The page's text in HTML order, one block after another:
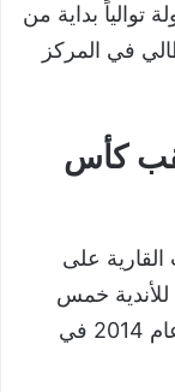
بداية من
الايطالي في المركز
كأس
على
للأندية خمس
مرات من خمس مشاركات أولها كانت عام 2014 في